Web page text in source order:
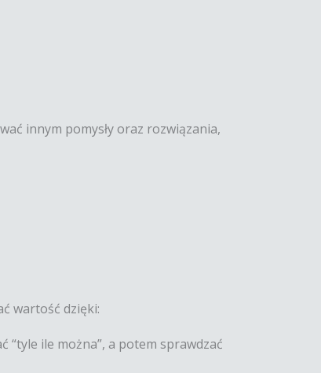
innym pomysły oraz rozwiązania,
wartość dzięki:
“tyle ile można”, a potem sprawdzać